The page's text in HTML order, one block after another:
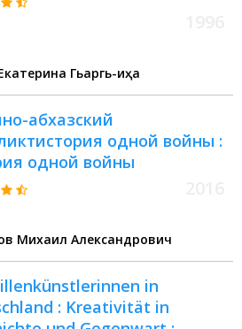
Гьаргь-иҧҳа
абхазский
одной войны :
одной войны
Михаил Александрович
in
: Kreativität in